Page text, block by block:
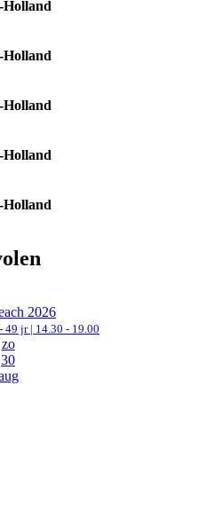
2026
49 jr | 14.30 - 19.00
zo
30